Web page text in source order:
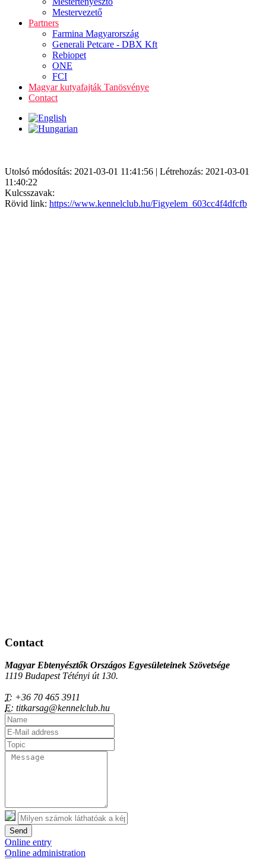
Mestervezető
Partners
Farmina Magyarország
Generali Petcare - DBX Kft
Rebiopet
ONE
FCI
Magyar kutyafajták Tanösvénye
Contact
Utolsó módosítás: 2021-03-01 11:41:56 | Létrehozás: 2021-03-01
11:40:22
Kulcsszavak:
Rövid link: https://www.kennelclub.hu/Figyelem_603cc4f4dfcfb
Contact
Magyar Ebtenyésztők Országos Egyesületeinek Szövetsége
1119 Budapest Tétényi út 130.
T: +36 70 465 3911
E: titkarsag@kennelclub.hu
Send
Online entry
Online administration